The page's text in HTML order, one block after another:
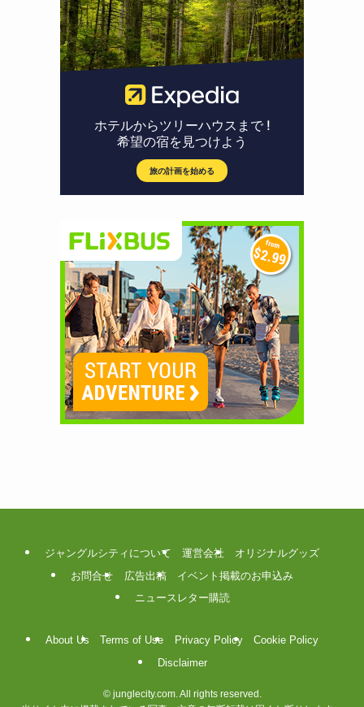
ジャングルシティについて 運営会社
オリジナルグッズ
お問合せ
広告出稿
イベント掲載のお申込み
ニュースレター購読
About Us Terms of Use Privacy Policy
Cookie Policy
Disclaimer
©junglecity.com. All rights reserved.